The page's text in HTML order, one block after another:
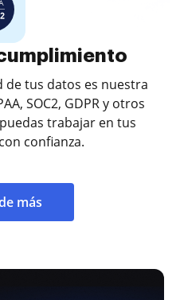
de tus datos es nuestra
SOC2, GDPR y otros
trabajar en tus
confianza.
más